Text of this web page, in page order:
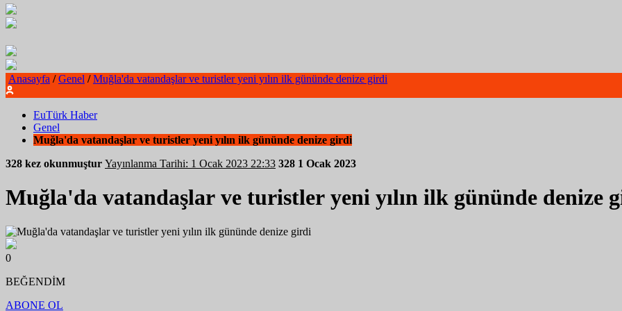
Anasayfa / Genel / Muğla'da vatandaşlar ve turistler yeni yılın ilk gününde denize girdi
EuTürk Haber
Genel
Muğla'da vatandaşlar ve turistler yeni yılın ilk gününde denize girdi
328 kez okunmuştur
Yayınlanma Tarihi: 1 Ocak 2023 22:33 328 1 Ocak 2023
Muğla'da vatandaşlar ve turistler yeni yılın ilk gününde denize
0
BEĞENDİM
ABONE OL